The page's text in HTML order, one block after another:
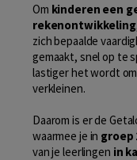
Om kinderen een
rekenontwikkeling
zich bepaalde
gemaakt, snel op te
lastiger het wordt
verkleinen.
Daarom is er de
waarmee je in groep
van je leerlingen in